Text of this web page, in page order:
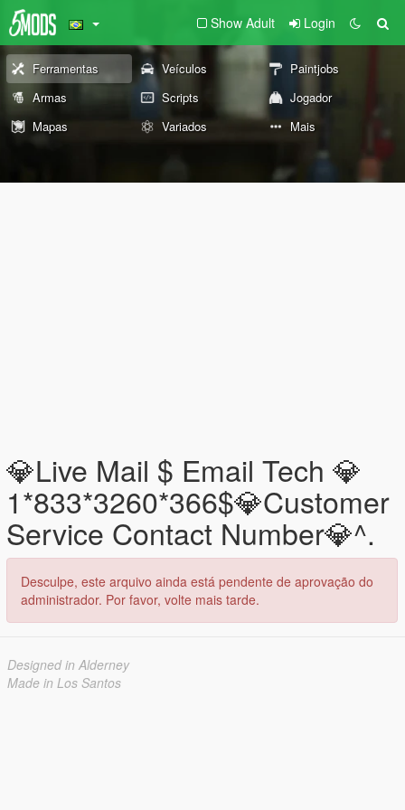
Show Adult Login
Ferramentas Veículos
Paintjobs
Armas
Scripts
Jogador
Mapas
Variados Mais
💎Live Mail $ Email Tech 💎
1*833*3260*366$💎Customer
Service Contact Number💎^.
Desculpe, este arquivo ainda está pendente de aprovação do
administrador. Por favor, volte mais tarde.
Designed in Alderney
Made in Los Santos